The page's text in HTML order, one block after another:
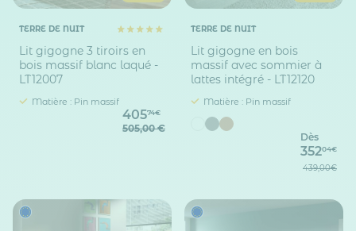
TERRE DE NUIT
Lit gigogne 3 tiroirs en
bois massif blanc laqué -
LT12007
Matière : Pin massif
40574€
505,00 €
TERRE DE NUIT
Lit gigogne en bois
massif avec sommier à
lattes intégré - LT12120
Matière : Pin massif
Dès
35204€
439,00€